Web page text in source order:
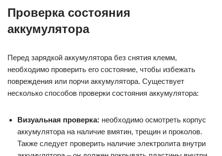
Проверка состояния
аккумулятора
Перед зарядкой аккумулятора без снятия клемм,
необходимо проверить его состояние, чтобы избежать
повреждения или порчи аккумулятора. Существует
несколько способов проверки состояния аккумулятора:
Визуальная проверка: необходимо осмотреть корпус
аккумулятора на наличие вмятин, трещин и проколов.
Также следует проверить наличие электролита внутри